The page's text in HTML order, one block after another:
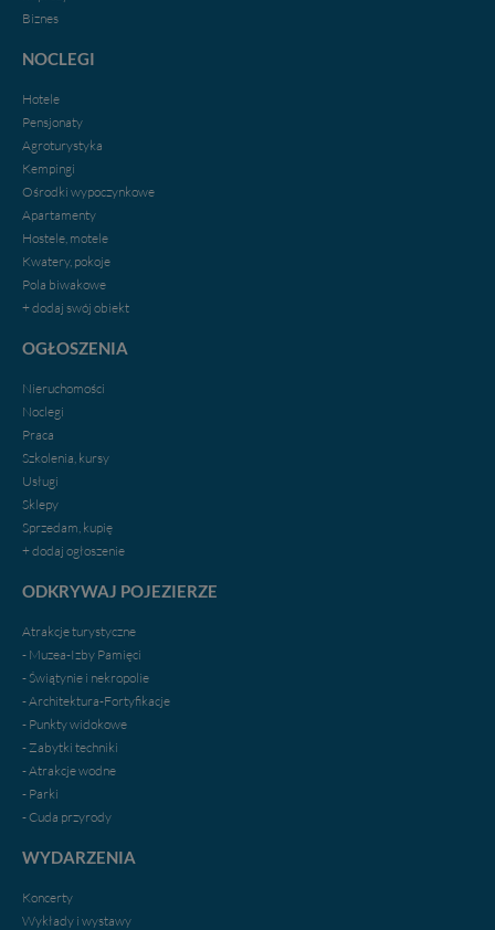
Biznes
NOCLEGI
Hotele
Pensjonaty
Agroturystyka
Kempingi
Ośrodki wypoczynkowe
Apartamenty
Hostele, motele
Kwatery, pokoje
Pola biwakowe
+ dodaj swój obiekt
OGŁOSZENIA
Nieruchomości
Noclegi
Praca
Szkolenia, kursy
Usługi
Sklepy
Sprzedam, kupię
+ dodaj ogłoszenie
ODKRYWAJ POJEZIERZE
Atrakcje turystyczne
- Muzea-Izby Pamięci
- Świątynie i nekropolie
- Architektura-Fortyfikacje
- Punkty widokowe
- Zabytki techniki
- Atrakcje wodne
- Parki
- Cuda przyrody
WYDARZENIA
Koncerty
Wykłady i wystawy
praw w odniesieniu do informacji zawartych w plikach
tych plików - w pewnych przypadkach nie możemy tego
zrobić za Ciebie.
Pojezierze Gnieźnieńskie - odkrywaj i wypoczywaj...
Pojezierze Gnieźnieńskie - na weekend, wycieczkę,
wakacje...